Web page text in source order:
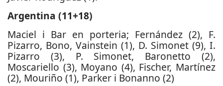
Argentina (11+18)
Maciel i Bar en porteria; Fernández (2), F.
Pizarro, Bono, Vainstein (1), D. Simonet (9), I.
Pizarro (3), P. Simonet, Baronetto (2),
Moscariello (3), Moyano (4), Fischer, Martínez
(2), Mouriño (1), Parker i Bonanno (2)